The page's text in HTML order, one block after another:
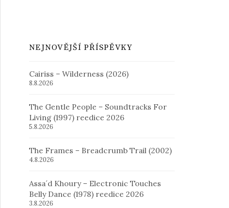
NEJNOVĚJŠÍ PŘÍSPĚVKY
Cairiss – Wilderness (2026)
8.8.2026
The Gentle People – Soundtracks For
Living (1997) reedice 2026
5.8.2026
The Frames – Breadcrumb Trail (2002)
4.8.2026
Assa´d Khoury – Electronic Touches
Belly Dance (1978) reedice 2026
3.8.2026